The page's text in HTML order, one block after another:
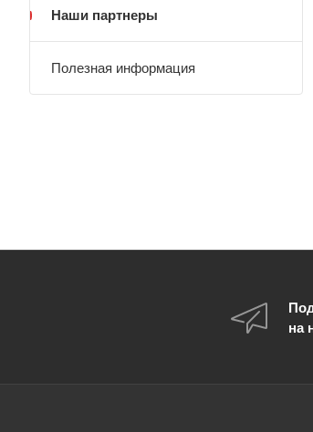
Наши партнеры
Полезная информация
на